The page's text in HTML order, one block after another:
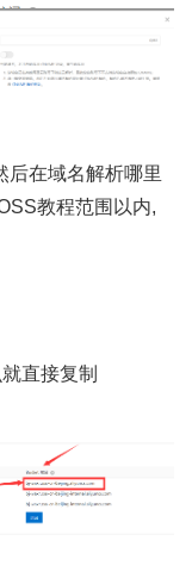
后在域名解析哪里
教程范围以内,
直接复制